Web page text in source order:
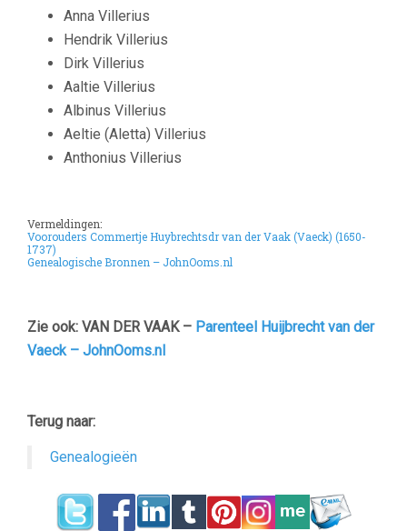
Anna Villerius
Hendrik Villerius
Dirk Villerius
Aaltie Villerius
Albinus Villerius
Aeltie (Aletta) Villerius
Anthonius Villerius
Vermeldingen:
Voorouders Commertje Huybrechtsdr van der Vaak (Vaeck) (1650-
1737)
Genealogische Bronnen – JohnOoms.nl
Zie ook: VAN DER VAAK – Parenteel Huijbrecht van der
Vaeck – JohnOoms.nl
Terug naar:
Genealogieën